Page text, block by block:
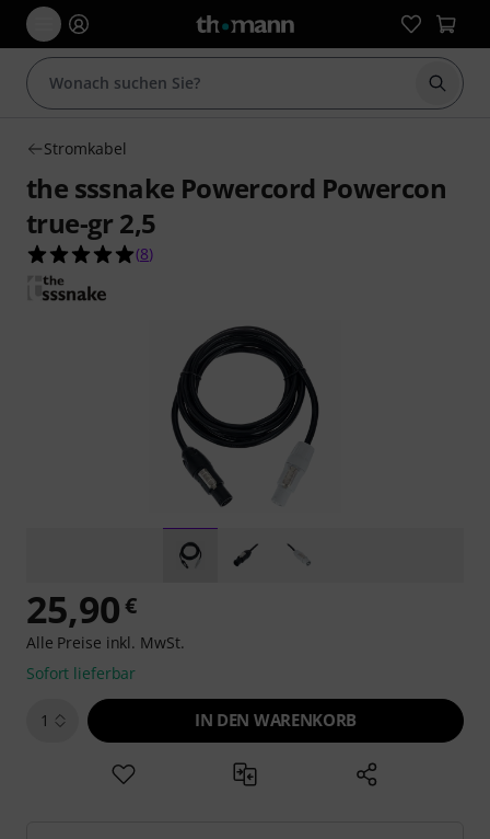
Suche
Stromkabel
the sssnake Powercord Powercon
true-gr 2,5
5.0 von 5 Sternen aus 8 Kundenbewertungen
(8)
25,90€
Alle Preise inkl. MwSt.
Sofort lieferbar
1 IN DEN WARENKORB